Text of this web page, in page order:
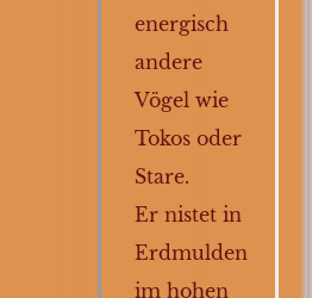
energisch
andere
Vögel wie
Tokos oder
Stare.
Er nistet in
Erdmulden
im hohen